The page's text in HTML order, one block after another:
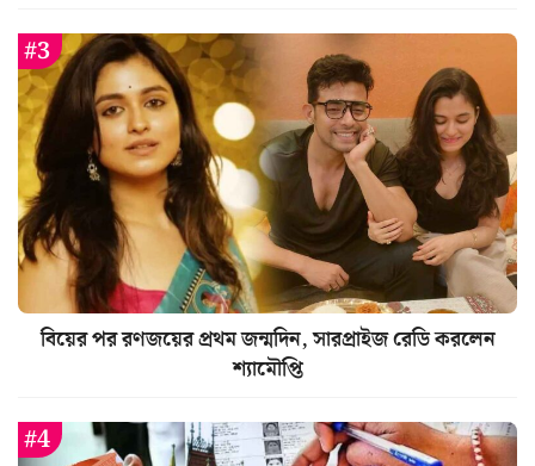
বিয়ের পর রণজয়ের প্রথম জন্মদিন, সারপ্রাইজ রেডি করলেন
শ্যামৌপ্তি